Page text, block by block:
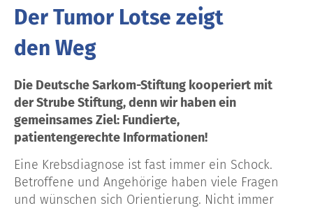
Der Tumor Lotse zeigt
den Weg
Die Deutsche Sarkom-Stiftung kooperiert mit
der Strube Stiftung, denn wir haben ein
gemeinsames Ziel: Fundierte,
patientengerechte Informationen!
Eine Krebsdiagnose ist fast immer ein Schock.
Betroffene und Angehörige haben viele Fragen
und wünschen sich Orientierung. Nicht immer